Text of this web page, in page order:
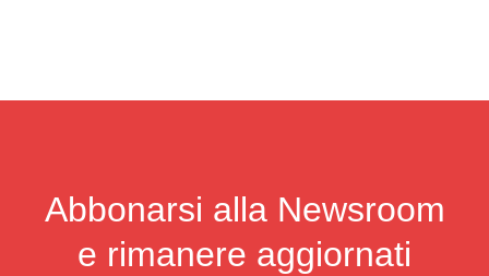
Abbonarsi alla Newsroom
e rimanere aggiornati